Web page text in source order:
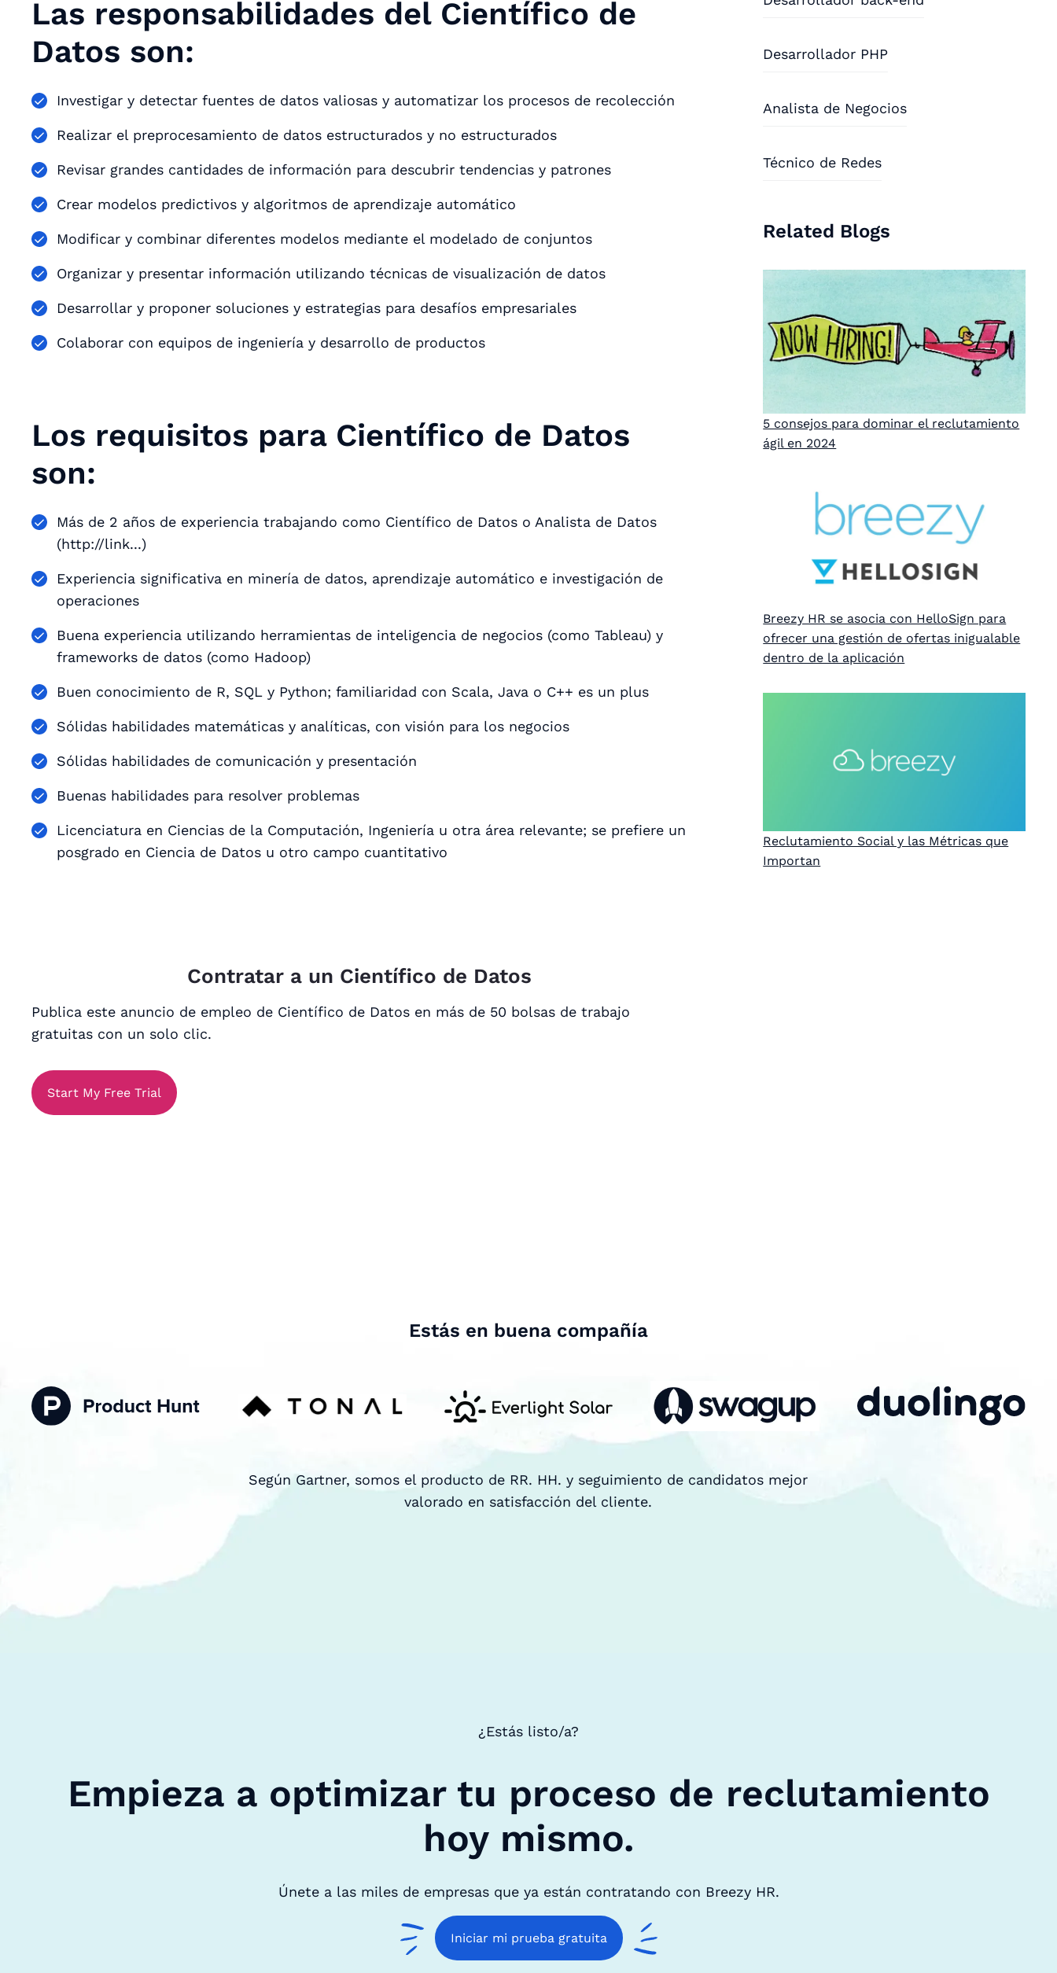
Las responsabilidades del Científico de
Datos son:
Investigar y detectar fuentes de datos valiosas y automatizar los procesos de recolección
Realizar el preprocesamiento de datos estructurados y no estructurados
Revisar grandes cantidades de información para descubrir tendencias y patrones
Crear modelos predictivos y algoritmos de aprendizaje automático
Modificar y combinar diferentes modelos mediante el modelado de conjuntos
Organizar y presentar información utilizando técnicas de visualización de datos
Desarrollar y proponer soluciones y estrategias para desafíos empresariales
Colaborar con equipos de ingeniería y desarrollo de productos
Los requisitos para Científico de Datos
son:
Más de 2 años de experiencia trabajando como Científico de Datos o Analista de Datos
(http://link...)
Experiencia significativa en minería de datos, aprendizaje automático e investigación de
operaciones
Buena experiencia utilizando herramientas de inteligencia de negocios (como Tableau) y
frameworks de datos (como Hadoop)
Buen conocimiento de R, SQL y Python; familiaridad con Scala, Java o C++ es un plus
Sólidas habilidades matemáticas y analíticas, con visión para los negocios
Sólidas habilidades de comunicación y presentación
Buenas habilidades para resolver problemas
Licenciatura en Ciencias de la Computación, Ingeniería u otra área relevante; se prefiere un
posgrado en Ciencia de Datos u otro campo cuantitativo
Desarrollador PHP
Analista de Negocios
Técnico de Redes
Related Blogs
5 consejos para dominar el reclutamiento
ágil en 2024
Breezy HR se asocia con HelloSign para
ofrecer una gestión de ofertas inigualable
dentro de la aplicación
Reclutamiento Social y las Métricas que
Importan
Contratar a un Científico de Datos
Publica este anuncio de empleo de Científico de Datos en más de 50 bolsas de trabajo
gratuitas con un solo clic.
Start My Free Trial
Estás en buena compañía
Según Gartner, somos el producto de RR. HH. y seguimiento de candidatos mejor
valorado en satisfacción del cliente.
¿Estás listo/a?
Empieza a optimizar tu proceso de reclutamiento
hoy mismo.
Únete a las miles de empresas que ya están contratando con Breezy HR.
Iniciar mi prueba gratuita